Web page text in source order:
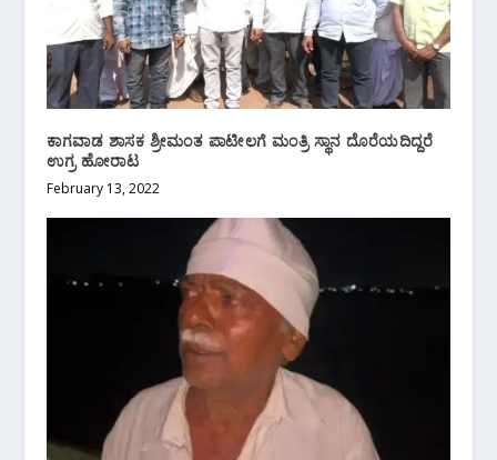
ಕಾಗವಾಡ ಶಾಸಕ ಶ್ರೀಮಂತ ಪಾಟೀಲಗೆ ಮಂತ್ರಿ ಸ್ಥಾನ ದೊರೆಯದಿದ್ದರೆ
ಉಗ್ರ ಹೋರಾಟ
February 13, 2022